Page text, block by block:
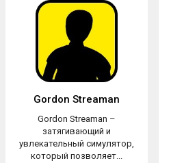
Gordon Streaman
Gordon Streaman –
затягивающий и
увлекательный симулятор,
который позволяет...